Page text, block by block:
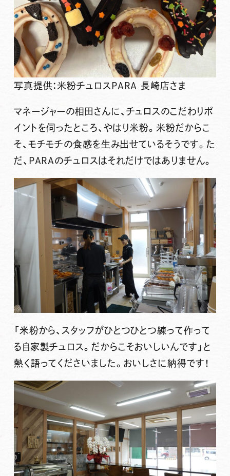
写真提供：米粉チュロスPARA 長崎店さま
マネージャーの相田さんに、チュロスのこだわりポ
イントを伺ったところ、やはり米粉。米粉だからこ
そ、 モチモチの食感を生み出せているそうです。た
だ、PARAのチュロスはそれだけではありません。
「米粉から、スタッフがひとつひとつ練って作って
る 自家製チュロス。だからこそおいしいんです」と
熱く語ってくださいました。おいしさに納得です！